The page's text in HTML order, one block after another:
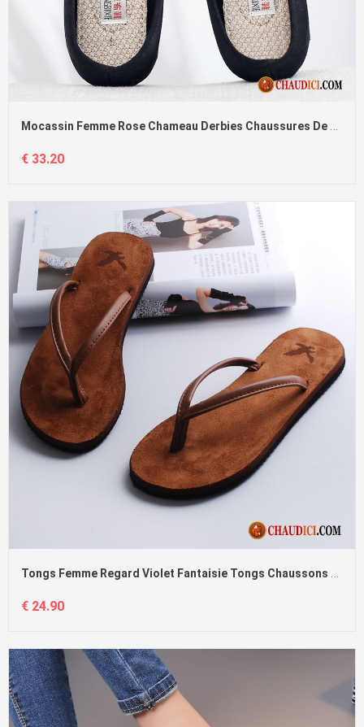
Mocassin Femme Rose Chameau Derbies Chaussures De Travail Flats Noir Mode
€ 33.20
Tongs Femme Regard Violet Fantaisie Tongs Chaussons Femme De Plein Air Suède Pas Cher
€ 24.90